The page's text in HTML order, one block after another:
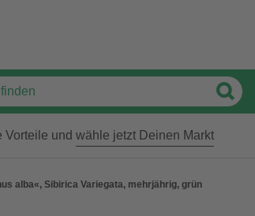
Vorteile und wähle jetzt Deinen Markt
alba«, Sibirica Variegata, mehrjährig, grün